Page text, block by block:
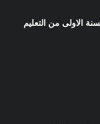
الاولى من التعليم